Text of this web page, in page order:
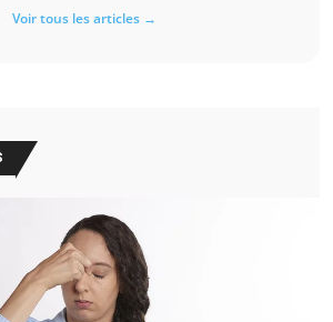
Voir tous les articles →